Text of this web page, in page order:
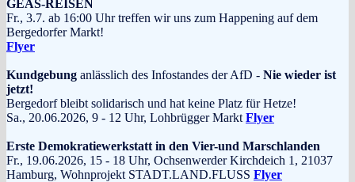
GEAS-REISEN
Fr., 3.7. ab 16:00 Uhr treffen wir uns zum Happening auf dem
Bergedorfer Markt!
Flyer
Kundgebung anlässlich des Infostandes der AfD - Nie wieder ist
jetzt!
Bergedorf bleibt solidarisch und hat keine Platz für Hetze!
Sa., 20.06.2026, 9 - 12 Uhr, Lohbrügger Markt Flyer
Erste Demokratiewerkstatt in den Vier-und Marschlanden
Fr., 19.06.2026, 15 - 18 Uhr, Ochsenwerder Kirchdeich 1, 21037
Hamburg, Wohnprojekt STADT.LAND.FLUSS Flyer